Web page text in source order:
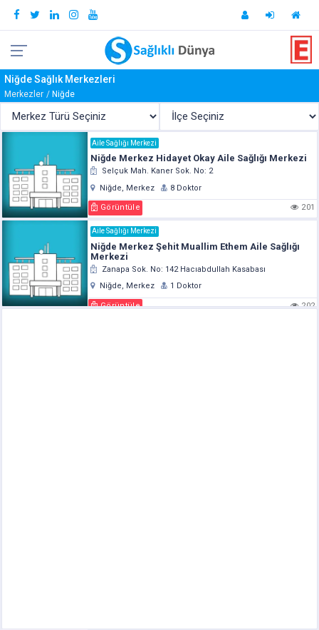
Niğde Sağlık Merkezleri
Merkezler Niğde
Aile Sağlığı Merkezi
Niğde Merkez Hidayet Okay Aile Sağlığı Merkezi
Selçuk Mah. Kaner Sok. No: 2
Niğde, Merkez
8 Doktor
Görüntüle 201
Aile Sağlığı Merkezi
Niğde Merkez Şehit Muallim Ethem Aile Sağlığı
Merkezi
Zanapa Sok. No: 142 Hacıabdullah Kasabası
Niğde, Merkez
1 Doktor
Görüntüle 202